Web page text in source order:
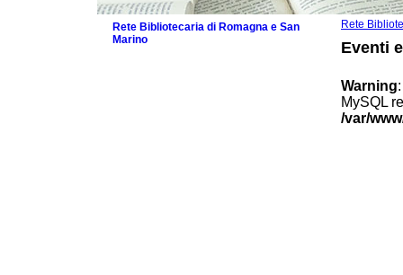
Rete
Eventi
Warning
MySQL
/var/
Rete Bibliotecaria di Romagna e San
Marino